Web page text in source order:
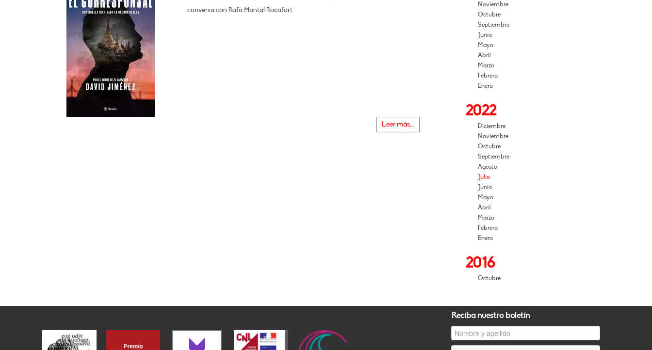
conversa con Rafa Montal Rocafort
Leer más...
Noviembre
Octubre
Septiembre
Junio
Mayo
Abril
Marzo
Febrero
Enero
2022
Diciembre
Noviembre
Octubre
Septiembre
Agosto
Julio
Junio
Mayo
Abril
Marzo
Febrero
Enero
2016
Octubre
Reciba nuestro boletín